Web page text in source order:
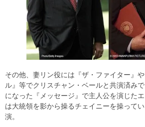
その他、妻リン役には『ザ・ファイター』
ル』等でクリスチャン・ベールと共演済み
になった『メッセージ』で主人公を演じた
は大統領を影から操るチェイニーを操って
演。